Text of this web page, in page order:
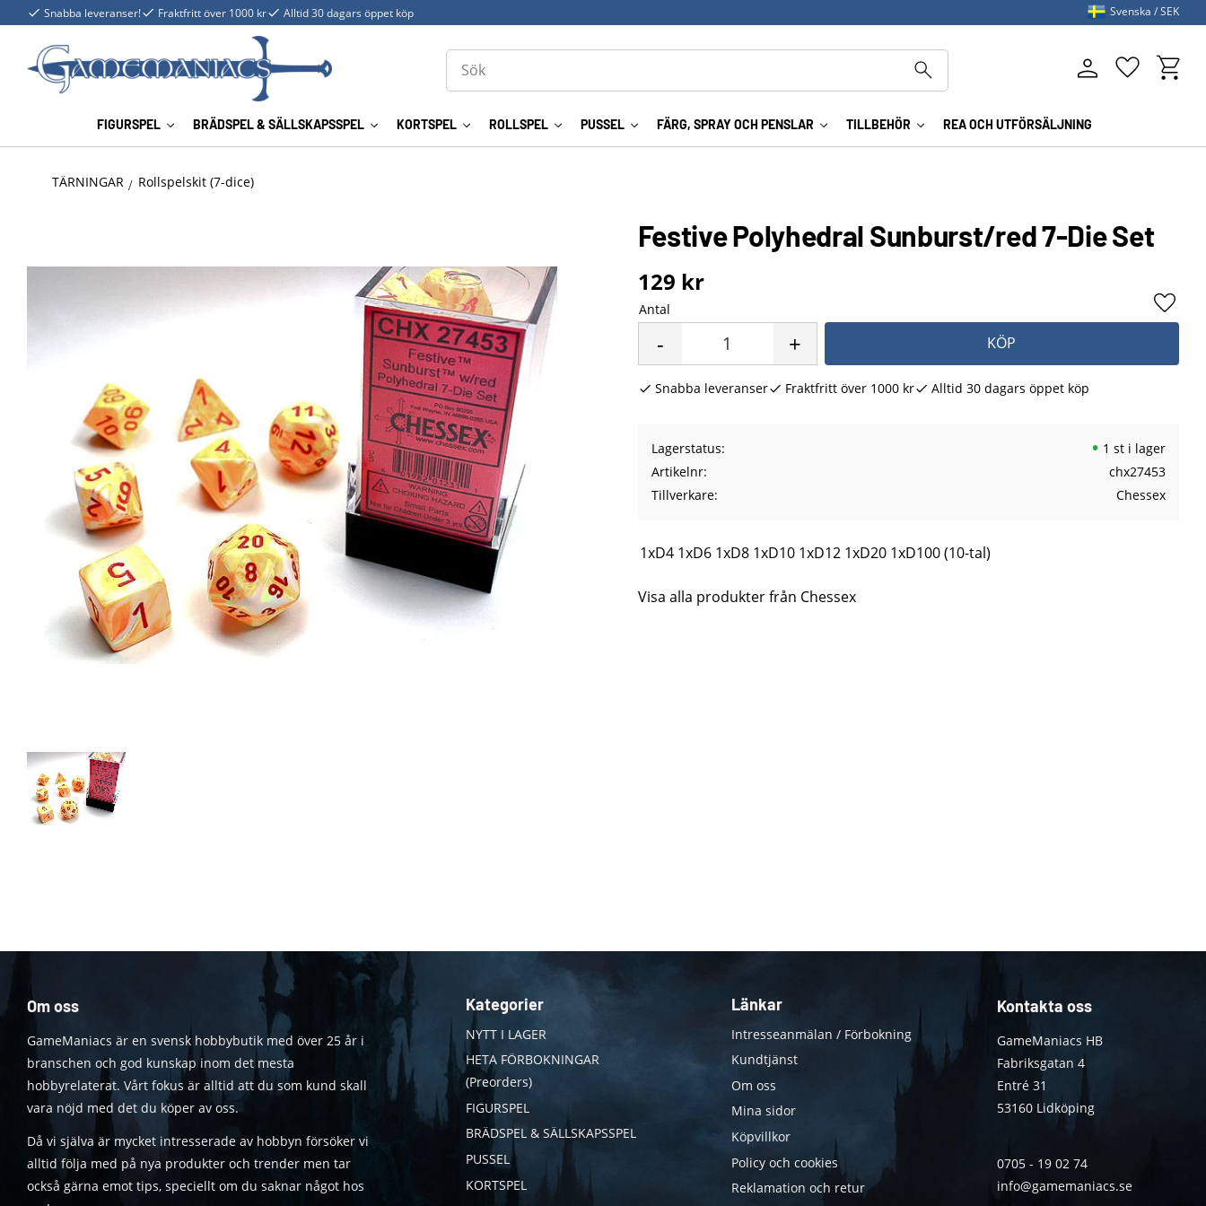
Snabba leveranser! Fraktfritt över 1000 kr Alltid 30 dagars öppet köp
FIGURSPEL BRÄDSPEL & SÄLLSKAPSSPEL KORTSPEL ROLLSPEL PUSSEL FÄRG, SPRAY OCH PENSLAR TILLBEHÖR REA OCH UTFÖRSÄLJNING
Favoriter
Svenska SEK
TÄRNINGAR Rollspelskit (7-dice)
Festive Polyhedral Sunburst/red 7-Die Set
129 kr
Antal
+
- KÖP
Lägg
Snabba leveranser Fraktfritt över 1000 kr Alltid 30 dagars öppet köp
Lagerstatus
1 st i lager
Artikelnr
chx27453
Tillverkare
Chessex
1xD4 1xD6 1xD8 1xD10 1xD12 1xD20 1xD100 (10-tal)
Visa alla produkter från Chessex
Om oss
GameManiacs är en svensk hobbybutik med över 25 år i
branschen och god kunskap inom det mesta
hobbyrelaterat. Vårt fokus är alltid att du som kund skall
vara nöjd med det du köper av oss.
Då vi själva är mycket intresserade av hobbyn försöker vi
alltid följa med på nya produkter och trender men tar
också gärna emot tips, speciellt om du saknar något hos
Kategorier
NYTT I LAGER
HETA FÖRBOKNINGAR
(Preorders)
FIGURSPEL
BRÄDSPEL & SÄLLSKAPSSPEL
PUSSEL
KORTSPEL
Länkar
Intresseanmälan / Förbokning
Kundtjänst
Om oss
Mina sidor
Köpvillkor
Policy och cookies
Reklamation och retur
Kontakta oss
GameManiacs HB
Fabriksgatan 4
Entré 31
53160 Lidköping
0705 - 19 02 74
info@gamemaniacs.se